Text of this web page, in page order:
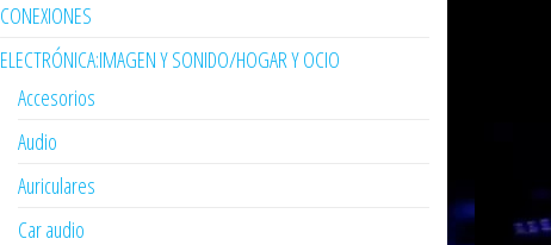
CONEXIONES
ELECTRÓNICA:IMAGEN Y SONIDO/HOGAR Y OCIO
Accesorios
Audio
Auriculares
Car audio